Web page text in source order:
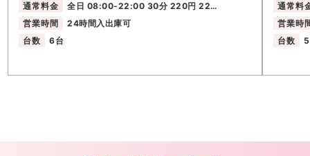
通常料金
全日 08:00-22:00 30分 220円 22…
営業時間
24時間入出庫可
台数
6台
通常料
営業時
台数